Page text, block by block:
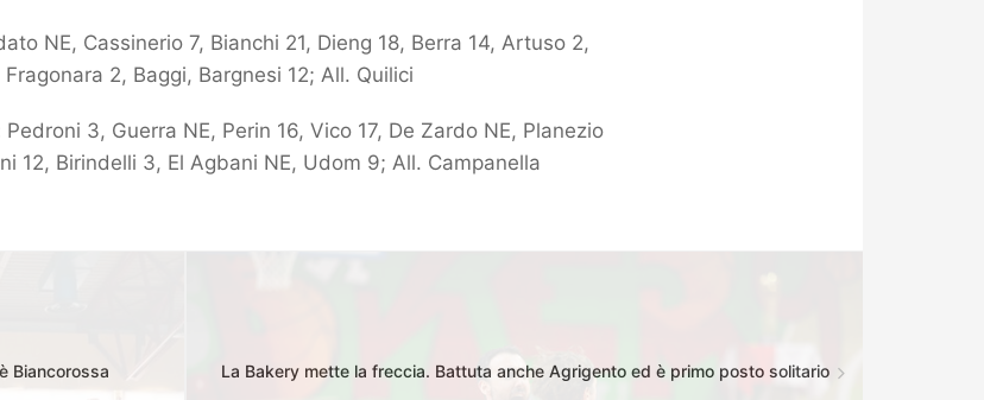
NE, Cassinerio 7, Bianchi 21, Dieng 18, Berra 14, Artuso 2,
2, Baggi, Bargnesi 12; All. Quilici
Pedroni 3, Guerra NE, Perin 16, Vico 17, De Zardo NE, Planezio
12, Birindelli 3, El Agbani NE, Udom 9; All. Campanella
Biancorossa La Bakery mette la freccia. Battuta anche Agrigento ed è primo posto solitario